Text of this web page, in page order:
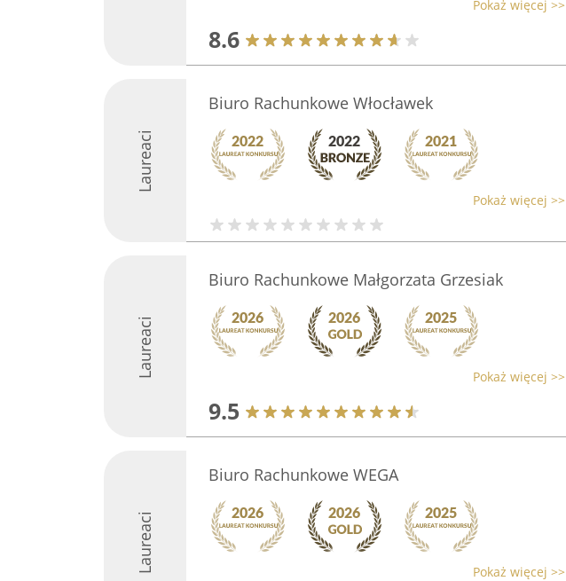
Pokaż więcej >>
8.6
Laureaci
Biuro Rachunkowe Włocławek
Pokaż więcej >>
Laureaci
Biuro Rachunkowe Małgorzata Grzesiak
Pokaż więcej >>
9.5
Laureaci
Biuro Rachunkowe WEGA
Pokaż więcej >>